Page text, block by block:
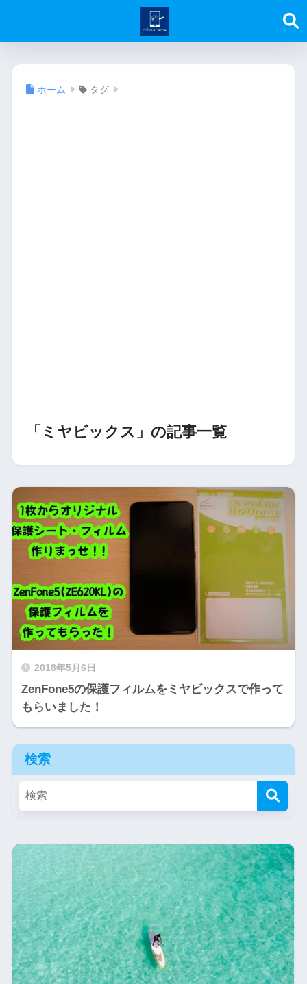
ホーム タグ
「ミヤビックス」の記事一覧
2018年5月6日
ZenFone5の保護フィルムをミヤビックスで作って
もらいました！
検索